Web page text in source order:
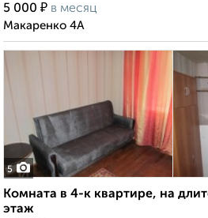
5 000 ₽ в месяц
Макаренко 4А
5
Комната в 4-к квартире, на
этаж